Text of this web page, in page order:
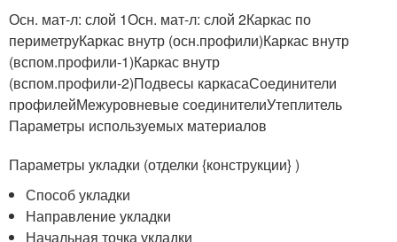
Осн. мат-л: слой 1Осн. мат-л: слой 2Каркас по
периметруКаркас внутр (осн.профили)Каркас внутр
(вспом.профили-1)Каркас внутр
(вспом.профили-2)Подвесы каркасаСоединители
профилейМежуровневые соединителиУтеплитель
Параметры используемых материалов
Параметры укладки (отделки {конструкции} )
Способ укладки
Направление укладки
Начальная точка укладки